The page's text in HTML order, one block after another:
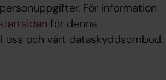
För information
för denna
och vårt dataskyddsombud.